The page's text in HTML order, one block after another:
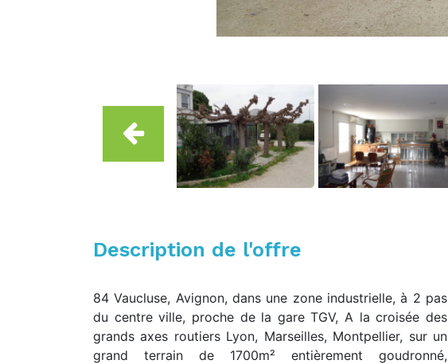
Description de l'offre
84 Vaucluse, Avignon, dans une zone industrielle, à 2 pas
du centre ville, proche de la gare TGV, A la croisée des
grands axes routiers Lyon, Marseilles, Montpellier, sur un
grand terrain de 1700m² entièrement goudronné,